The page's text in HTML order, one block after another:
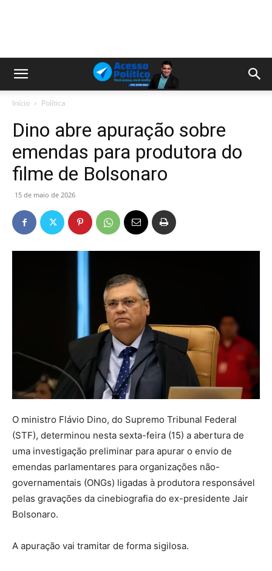
Início Política
Dino abre apuração sobre
emendas para produtora do
filme de Bolsonaro
15 de maio de 2026
O ministro Flávio Dino, do Supremo Tribunal Federal
(STF), determinou nesta sexta-feira (15) a abertura de
uma investigação preliminar para apurar o envio de
emendas parlamentares para organizações não-
governamentais (ONGs) ligadas à produtora responsável
pelas gravações da cinebiografia do ex-presidente Jair
Bolsonaro.
A apuração vai tramitar de forma sigilosa.